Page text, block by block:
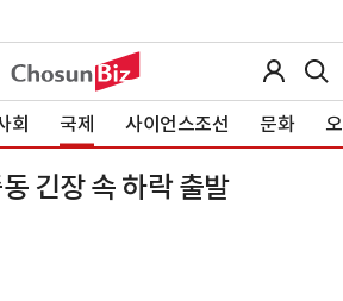
회 국제 사이언스조선 문화
긴장 속 하락 출발